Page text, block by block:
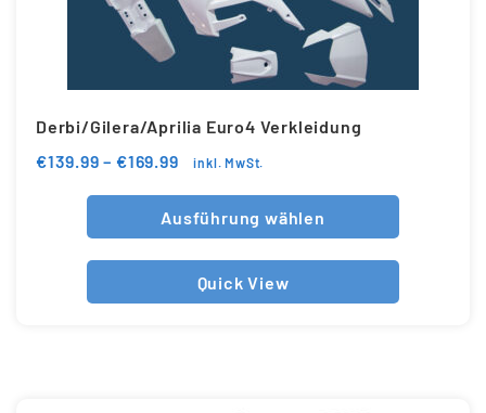
Derbi/Gilera/Aprilia Euro4 Verkleidung
€139.99 – €169.99 inkl. MwSt.
Ausführung wählen
Quick View